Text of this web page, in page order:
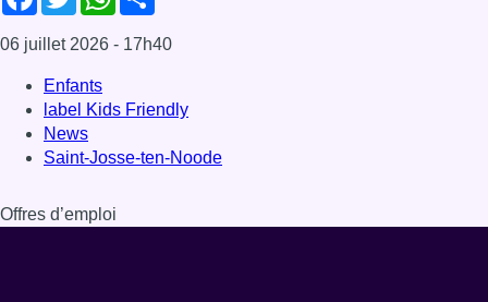
06 juillet 2026 - 17h40
Enfants
label Kids Friendly
News
Saint-Josse-ten-Noode
Offres d’emploi